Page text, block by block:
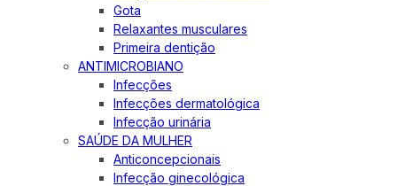
Gota
Relaxantes musculares
Primeira dentição
ANTIMICROBIANO
Infecções
Infecções dermatológica
Infecção urinária
SAÚDE DA MULHER
Anticoncepcionais
Infecção ginecológica